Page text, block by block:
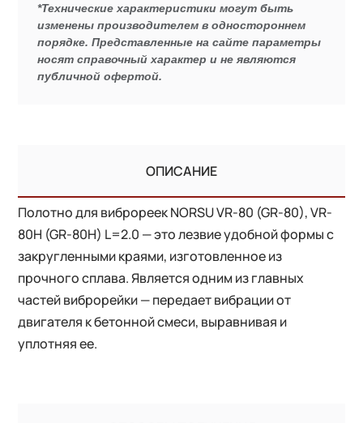
*Технические характеристики могут быть
изменены производителем в одностороннем
порядке. Представленные на сайте параметры
носят справочный характер и не являются
публичной офертой.
ОПИСАНИЕ
Полотно для виброреек NORSU VR-80 (GR-80), VR-
80H (GR-80H) L=2.0 — это лезвие удобной формы с
закругленными краями, изготовленное из
прочного сплава. Является одним из главных
частей виброрейки — передает вибрации от
двигателя к бетонной смеси, выравнивая и
уплотняя ее.